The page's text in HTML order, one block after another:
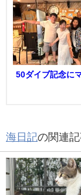
50ダイブ記念に
海日記の関連